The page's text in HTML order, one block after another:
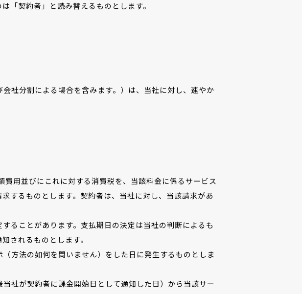
「契約者」と読み替えるものとします。
社分割による場合を含みます。）は、当社に対し、速やか
用並びにこれに対する消費税を、当該料金に係るサービス
するものとします。契約者は、当社に対し、当該請求があ
ることがあります。支払期日の決定は当社の判断によるも
されるものとします。
方法の如何を問いません）をした日に発生するものとしま
社が契約者に課金開始日として通知した日）から当該サー